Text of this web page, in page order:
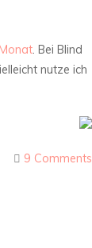
. Bei Blind
nutze ich
9 Comments